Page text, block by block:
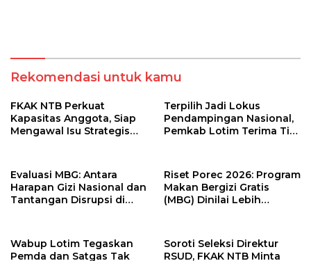
Rekomendasi untuk kamu
FKAK NTB Perkuat
Kapasitas Anggota, Siap
Mengawal Isu Strategis
Terpilih Jadi Lokus
Pendampingan Nasional,
Pemkab Lotim Terima Tim
Evaluasi MBG: Antara
Harapan Gizi Nasional dan
Tantangan Disrupsi di
Riset Porec 2026: Program
Makan Bergizi Gratis
(MBG) Dinilai Lebih
Wabup Lotim Tegaskan
Pemda dan Satgas Tak
Soroti Seleksi Direktur
RSUD, FKAK NTB Minta